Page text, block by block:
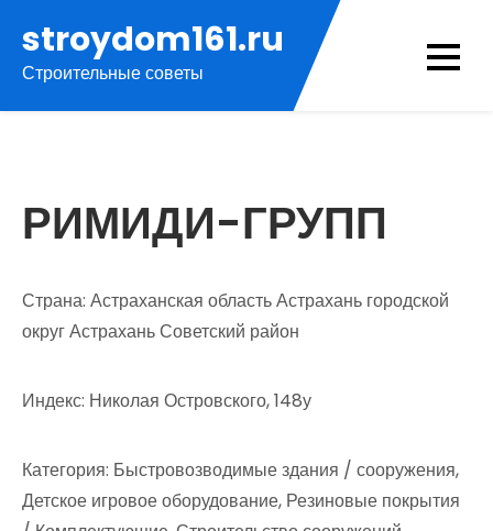
содержимому
stroydom161.ru
Строительные советы
РИМИДИ-ГРУПП
Страна: Астраханская область Астрахань городской
округ Астрахань Советский район
Индекс: Николая Островского, 148у
Категория: Быстровозводимые здания / сооружения,
Детское игровое оборудование, Резиновые покрытия